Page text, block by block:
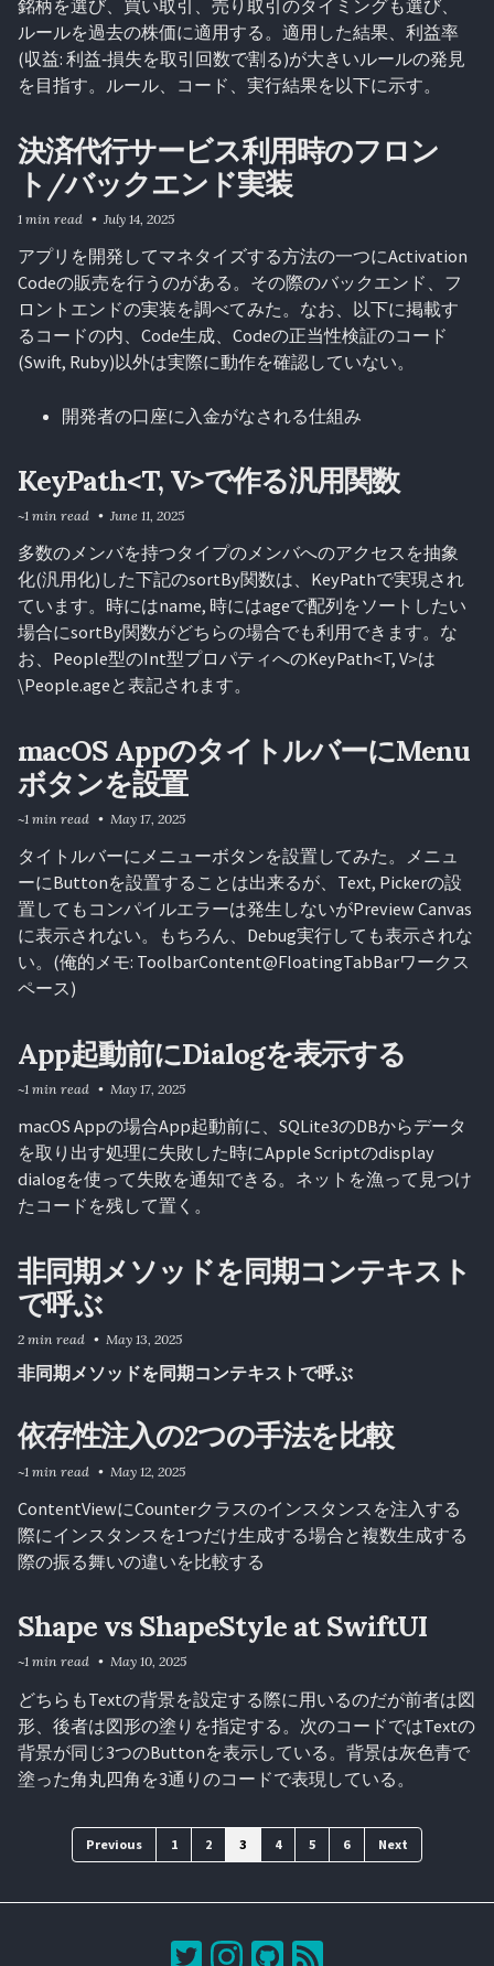
銘柄を選び、買い取引、売り取引のタイミングも選び、
ルールを過去の株価に適用する。適用した結果、利益率
(収益: 利益‐損失を取引回数で割る)が大きいルールの発見
を目指す。ルール、コード、実行結果を以下に示す。
決済代行サービス利用時のフロン
ト/バックエンド実装
アプリを開発してマネタイズする方法の一つにActivation
Codeの販売を行うのがある。その際のバックエンド、フ
ロントエンドの実装を調べてみた。なお、以下に掲載す
るコードの内、Code生成、Codeの正当性検証のコード
(Swift, Ruby)以外は実際に動作を確認していない。
開発者の口座に入金がなされる仕組み
1 min read July 14, 2025
KeyPath<T, V>で作る汎用関数
多数のメンバを持つタイプのメンバへのアクセスを抽象
化(汎用化)した下記のsortBy関数は、KeyPathで実現され
ています。時にはname, 時にはageで配列をソートしたい
場合にsortBy関数がどちらの場合でも利用できます。な
お、People型のInt型プロパティへのKeyPath<T, V>は
\People.ageと表記されます。
~1 min read June 11, 2025
macOS AppのタイトルバーにMenu
ボタンを設置
タイトルバーにメニューボタンを設置してみた。メニュ
ーにButtonを設置することは出来るが、Text, Pickerの設
置してもコンパイルエラーは発生しないがPreview Canvas
に表示されない。もちろん、Debug実行しても表示されな
い。(俺的メモ: ToolbarContent@FloatingTabBarワークス
ペース)
~1 min read May 17, 2025
App起動前にDialogを表示する
macOS Appの場合App起動前に、SQLite3のDBからデータ
を取り出す処理に失敗した時にApple Scriptのdisplay
dialogを使って失敗を通知できる。ネットを漁って見つけ
たコードを残して置く。
~1 min read May 17, 2025
非同期メソッドを同期コンテキスト
で呼ぶ
非同期メソッドを同期コンテキストで呼ぶ
2 min read May 13, 2025
依存性注入の2つの手法を比較
ContentViewにCounterクラスのインスタンスを注入する
際にインスタンスを1つだけ生成する場合と複数生成する
際の振る舞いの違いを比較する
~1 min read May 12, 2025
Shape vs ShapeStyle at SwiftUI
どちらもTextの背景を設定する際に用いるのだが前者は図
形、後者は図形の塗りを指定する。次のコードではTextの
背景が同じ3つのButtonを表示している。背景は灰色青で
塗った角丸四角を3通りのコードで表現している。
~1 min read May 10, 2025
Previous 1 2 3 4 5 6 Next